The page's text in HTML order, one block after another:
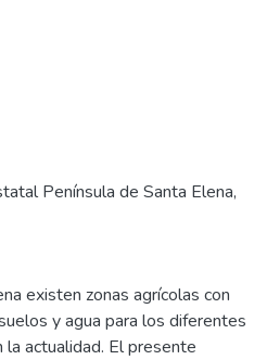
Península de Santa Elena,
existen zonas agrícolas con
y agua para los diferentes
actualidad. El presente